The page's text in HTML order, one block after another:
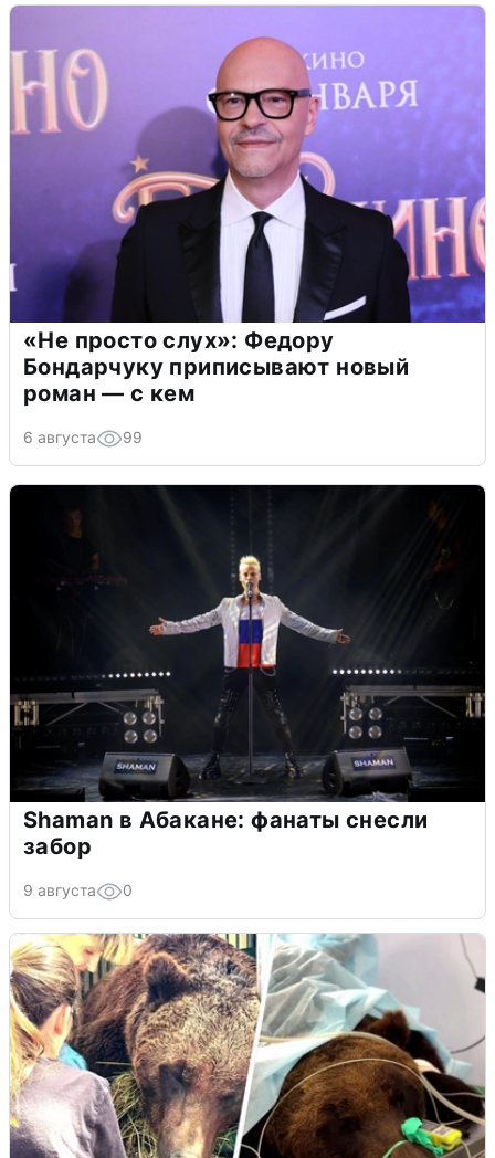
«Не просто слух»: Федору
Бондарчуку приписывают новый
роман — с кем
6 августа 99
Shaman в Абакане: фанаты снесли
забор
9 августа 0